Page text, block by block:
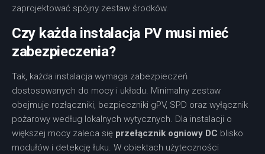
zaprojektować spójny zestaw środków.
Czy każda instalacja PV musi mieć
zabezpieczenia?
Tak, każda instalacja wymaga zabezpieczeń
dostosowanych do mocy i układu. Minimalny zestaw
obejmuje rozłączniki, bezpieczniki gPV, SPD oraz wyłącznik
pożarowy według lokalnych wytycznych. Dla instalacji o
większej mocy zaleca się przełącznik ogniowy DC blisko
modułów i detekcję łuku. W obiektach użyteczności